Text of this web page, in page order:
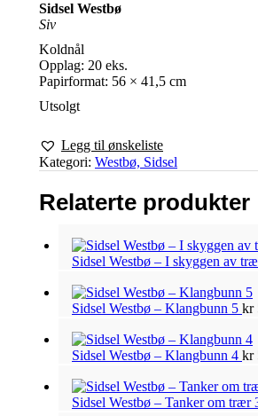
Sidsel Westbø
Siv
Koldnål
Opplag: 20 eks.
Papirformat: 56 × 41,5 cm
Utsolgt
Legg til ønskeliste
Kategori: Westbø, Sidsel
Relaterte produkter
Sidsel Westbø – I skyggen av
Sidsel Westbø – Klangbunn 5 kr
Sidsel Westbø – Klangbunn 4 kr
Sidsel Westbø – Tanker om trær